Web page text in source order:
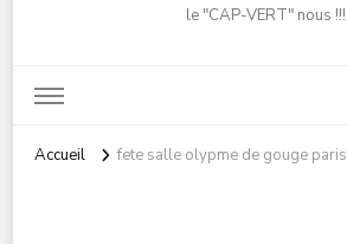
le "CAP-VERT" nous !!!
Accueil fete salle olypme de gouge paris